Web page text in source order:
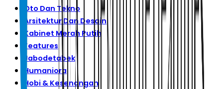
Oto Dan Tekno
Arsitektur Dan Desain
Kabinet Merah Putih
Features
Jabodetabek
Humaniora
Hobi & Kesenangan